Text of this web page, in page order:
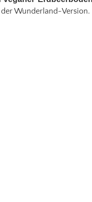
Wunderland-Version.